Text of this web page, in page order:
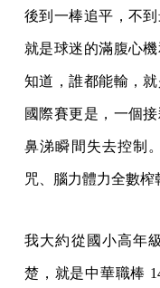
後到一棒追平，不
就是球迷的滿腹心
知道，誰都能輸，
國際賽更是，一個
鼻涕瞬間失去控制
咒、腦力體力全數榨
我大約從國小高年
楚，就是中華職棒